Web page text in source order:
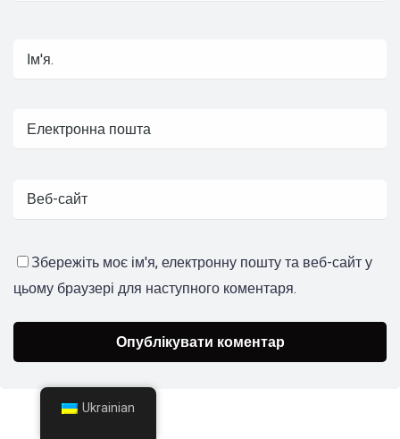
Збережіть моє ім'я, електронну пошту та веб-сайт у
цьому браузері для наступного коментаря.
Ukrainian